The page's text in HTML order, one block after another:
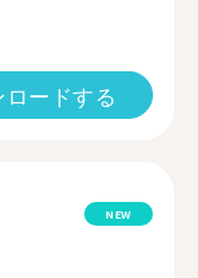
ードする
NEW